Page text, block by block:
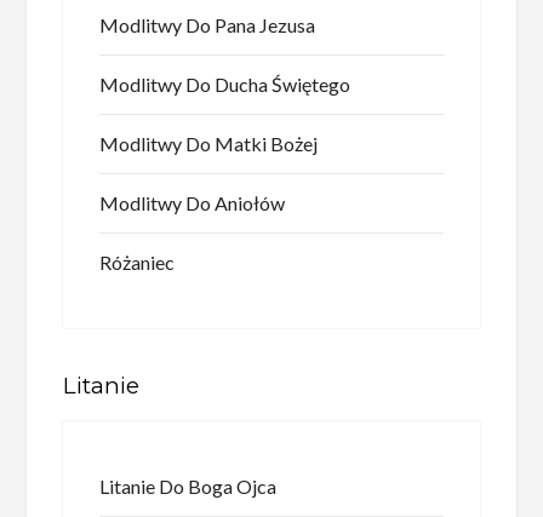
Modlitwy Do Pana Jezusa
Modlitwy Do Ducha Świętego
Modlitwy Do Matki Bożej
Modlitwy Do Aniołów
Różaniec
Litanie
Litanie Do Boga Ojca